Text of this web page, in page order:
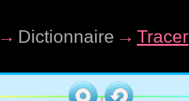
→ Dictionnaire → Tracer